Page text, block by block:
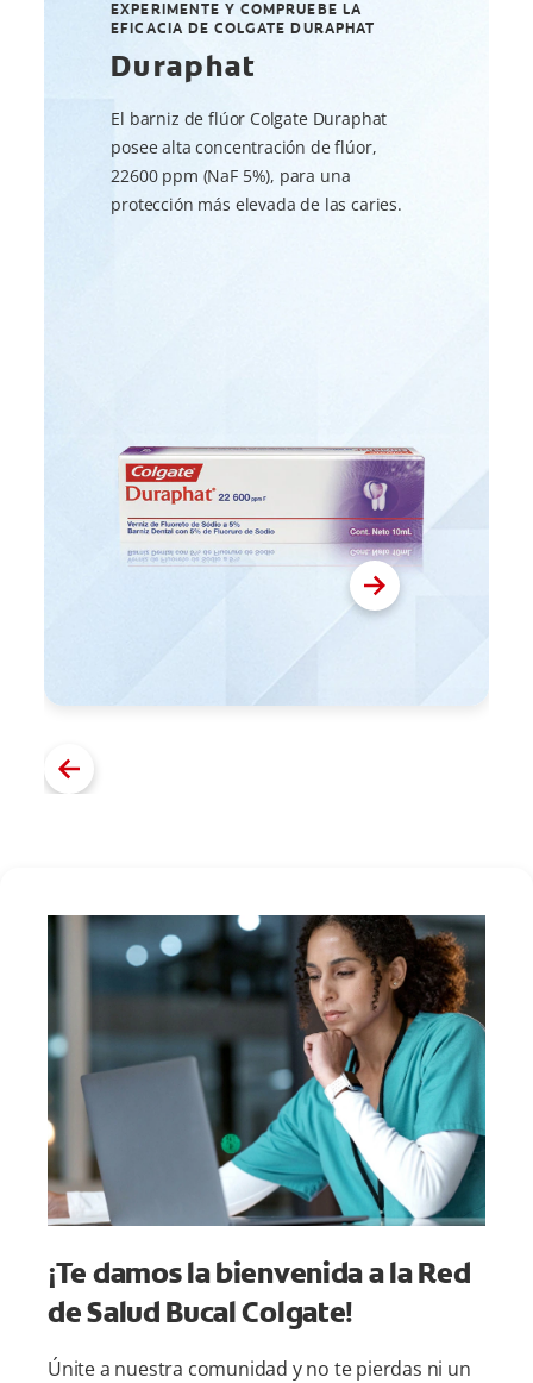
EXPERIMENTE Y COMPRUEBE LA
EFICACIA DE COLGATE DURAPHAT
Duraphat
El barniz de flúor Colgate Duraphat
posee alta concentración de flúor,
22600 ppm (NaF 5%), para una
protección más elevada de las caries.
¡Te damos la bienvenida a la Red
de Salud Bucal Colgate!
Únite a nuestra comunidad y no te pierdas ni un